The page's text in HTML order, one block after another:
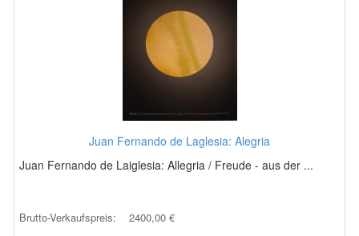
Juan Fernando de Laglesia: Alegria
Juan Fernando de Laiglesia: Allegria / Freude - aus der ...
Brutto-Verkaufspreis: 2400,00 €